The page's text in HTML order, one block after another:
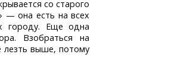
со старого
— она есть на всех
городу. Еще одна
Взобраться на
выше, потому